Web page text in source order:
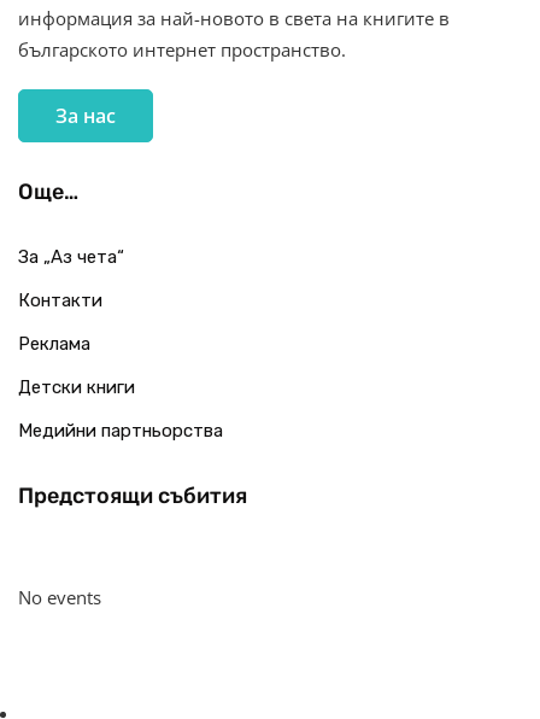
информация за най-новото в света на книгите в
българското интернет пространство.
За нас
Още…
За „Аз чета“
Контакти
Реклама
Детски книги
Медийни партньорства
Предстоящи събития
No events